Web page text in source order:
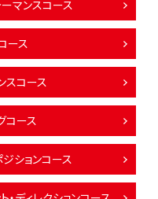
ーマンスコース
ース
スコース
コース
ジションコース